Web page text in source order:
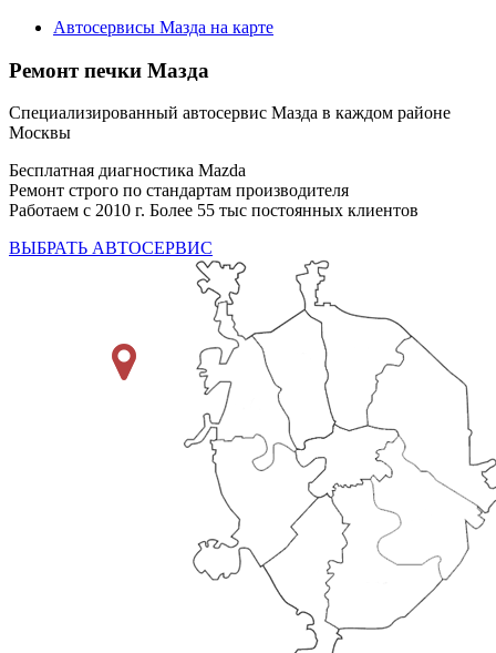
Автосервисы Мазда на карте
Ремонт печки Мазда
Специализированный автосервис Мазда в каждом районе
Москвы
Бесплатная диагностика Mazda
Ремонт строго по стандартам производителя
Работаем с 2010 г. Более 55 тыс постоянных клиентов
ВЫБРАТЬ АВТОСЕРВИС